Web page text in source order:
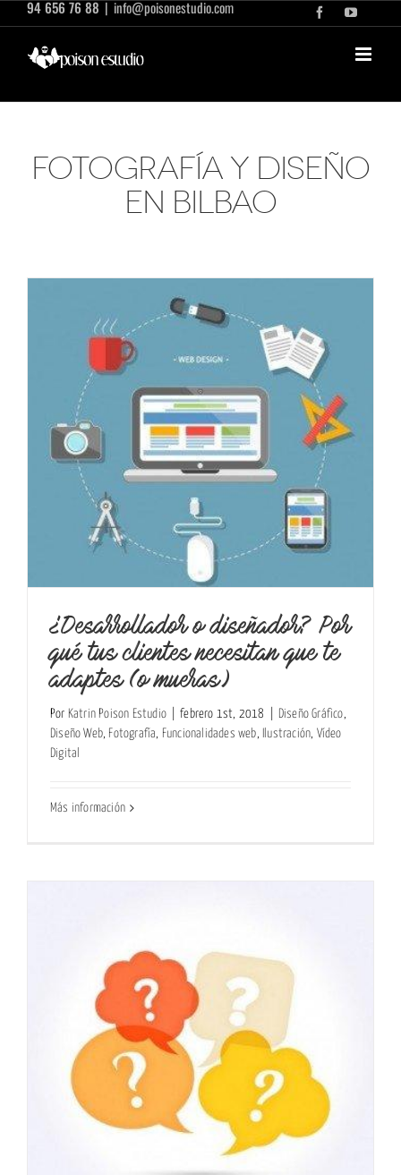
Saltar
al
contenido
94 656 76 88 | info@poisonestudio.com Facebook
Fotografía y diseño
en Bilbao
¿Desarrollador o diseñador? Por
qué tus clientes necesitan que te
adaptes (o mueras)
Por Katrin Poison Estudio febrero 1st, 2018 Diseño Gráfico
Diseño Web Fotografía Funcionalidades web Ilustración Vídeo
Digital
Más información